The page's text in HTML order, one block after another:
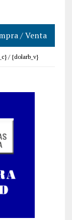
/ Venta
/ {dolarb_v}